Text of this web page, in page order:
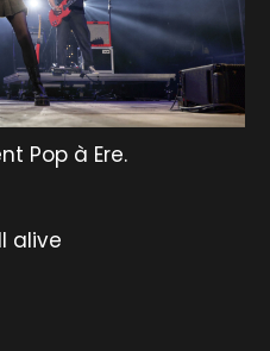
Pop à Ere.
alive